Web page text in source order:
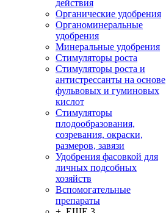
действия
Органические удобрения
Органоминеральные
удобрения
Минеральные удобрения
Стимуляторы роста
Стимуляторы роста и
антистрессанты на основе
фульвовых и гуминовых
кислот
Стимуляторы
плодообразования,
созревания, окраски,
размеров, завязи
Удобрения фасовкой для
личных подсобных
хозяйств
Вспомогательные
препараты